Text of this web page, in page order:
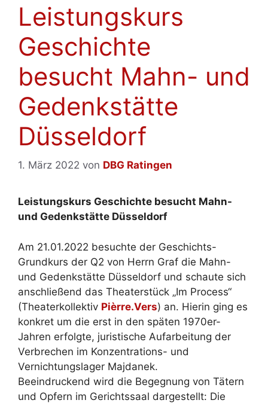
Leistungskurs
Geschichte
besucht Mahn- und
Gedenkstätte
Düsseldorf
1. März 2022 von DBG Ratingen
Leistungskurs Geschichte besucht Mahn-
und Gedenkstätte Düsseldorf
Am 21.01.2022 besuchte der Geschichts-
Grundkurs der Q2 von Herrn Graf die Mahn-
und Gedenkstätte Düsseldorf und schaute sich
anschließend das Theaterstück „Im Process“
(Theaterkollektiv Pièrre.Vers) an. Hierin ging es
konkret um die erst in den späten 1970er-
Jahren erfolgte, juristische Aufarbeitung der
Verbrechen im Konzentrations- und
Vernichtungslager Majdanek.
Beeindruckend wird die Begegnung von Tätern
und Opfern im Gerichtssaal dargestellt: Die